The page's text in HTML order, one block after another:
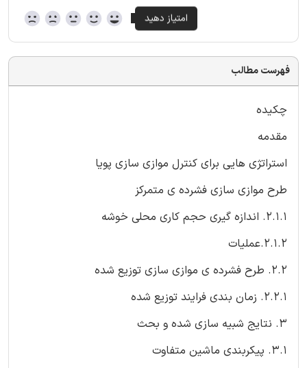
فهرست مطالب
چکیده
مقدمه
استراتژی هایی برای کنترل موازی سازی پویا
طرح موازی سازی فشرده ی متمرکز
2.1.1. اندازه گیری حجم کاری محلی خوشه
2.1.2.عملیات
2.2. طرح فشرده ی موازی سازی توزیع شده
2.2.1. زمان بندی فرایند توزیع شده
3. نتایج شبیه سازی شده و بحث
3.1. پیکربندی ماشین متفاوت